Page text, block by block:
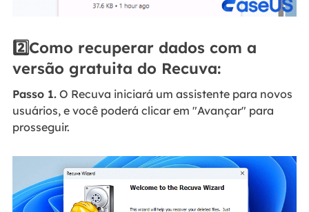
2️⃣Como recuperar dados com a
versão gratuita do Recuva:
Passo 1.O Recuva iniciará um assistente para novos
usuários, e você poderá clicar em "Avançar" para
prosseguir.